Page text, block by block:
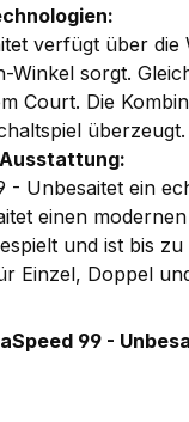
verfügt über
sorgt.
Court. Die
überzeugt.
- Unbesaitet ein
einen
und ist bis
Einzel, Doppel
99 -